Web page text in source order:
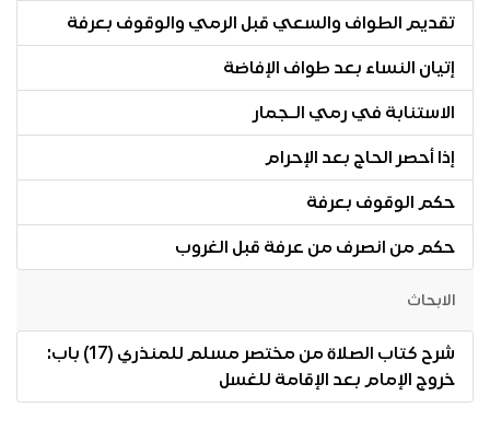
تقديم الطواف والسعي قبل الرمي والوقوف بعرفة
إتيان النساء بعد طواف الإفاضة
الاستنابة في رمي الـجمار
إذا أحصر الحاج بعد الإحرام
حكم الوقوف بعرفة
حكم من انصرف من عرفة قبل الغروب
الابحاث
شرح كتاب الصلاة من مختصر مسلم للمنذري (17) باب:
خروج الإمام بعد الإقامة للغسل